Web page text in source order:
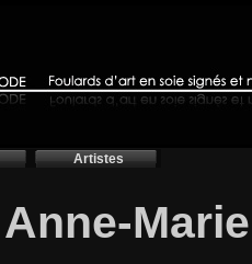
Artistes
Anne-